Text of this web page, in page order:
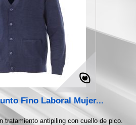
Fino Laboral Mujer...
tratamiento antipiling con cuello de pico.